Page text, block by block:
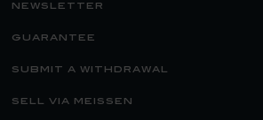
newsletter
guarantee
submit a withdrawal
sell via meissen